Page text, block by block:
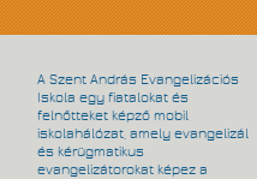
A Szent András Evangelizációs
Iskola egy fiatalokat és
felnőtteket képző mobil
iskolahálózat, amely evangelizál
és kérügmatikus
evangelizátorokat képez a